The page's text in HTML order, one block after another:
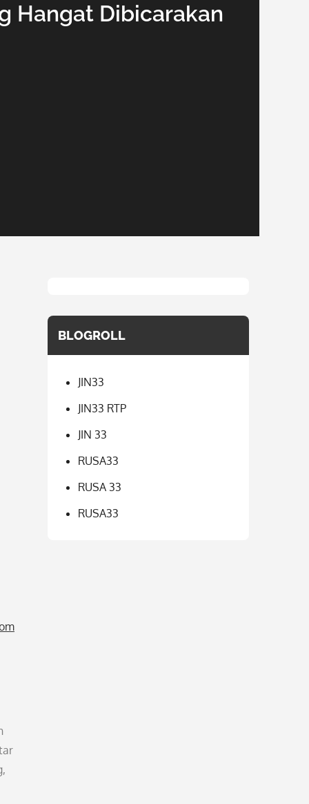
Hangat Dibicarakan
BLOGROLL
JIN33
JIN33 RTP
JIN 33
RUSA33
RUSA 33
RUSA33